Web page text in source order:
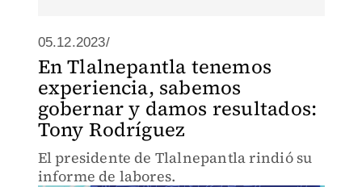
05.12.2023/
En Tlalnepantla tenemos
experiencia, sabemos
gobernar y damos resultados:
Tony Rodríguez
El presidente de Tlalnepantla rindió su
informe de labores.